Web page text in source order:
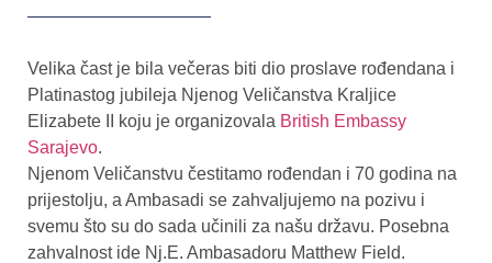
Velika čast je bila večeras biti dio proslave rođendana i
Platinastog jubileja Njenog Veličanstva Kraljice
Elizabete II koju je organizovala British Embassy
Sarajevo.
Njenom Veličanstvu čestitamo rođendan i 70 godina na
prijestolju, a Ambasadi se zahvaljujemo na pozivu i
svemu što su do sada učinili za našu državu. Posebna
zahvalnost ide Nj.E. Ambasadoru Matthew Field.